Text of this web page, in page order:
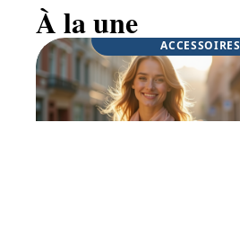
ACCESSOIRES
À la une
ACCESSOIRES